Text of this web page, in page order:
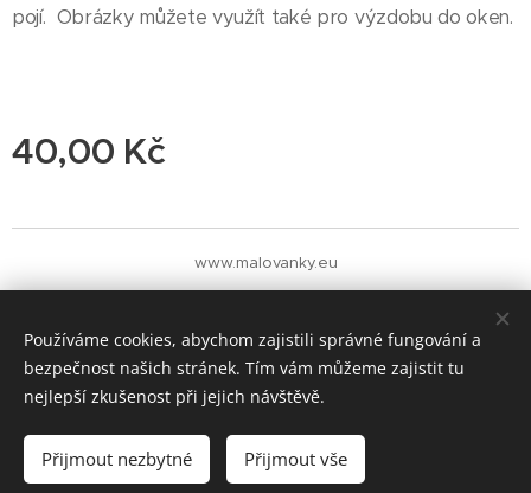
pojí. Obrázky můžete využít také pro výzdobu do oken.
40,00 Kč
Do košíku
www.malovanky.eu
Cookies
Měna
CZK Kč
EUR €
Používáme cookies, abychom zajistili správné fungování a
bezpečnost našich stránek. Tím vám můžeme zajistit tu
nejlepší zkušenost při jejich návštěvě.
Přijmout nezbytné Přijmout vše